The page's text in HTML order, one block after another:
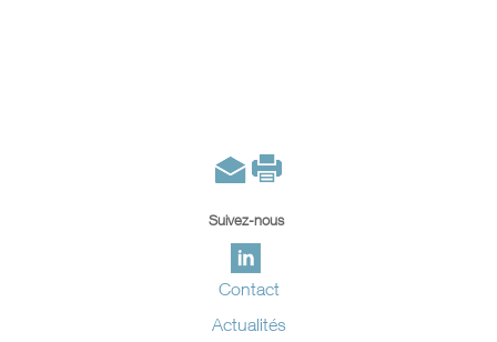
Suivez-nous
Contact
Actualités